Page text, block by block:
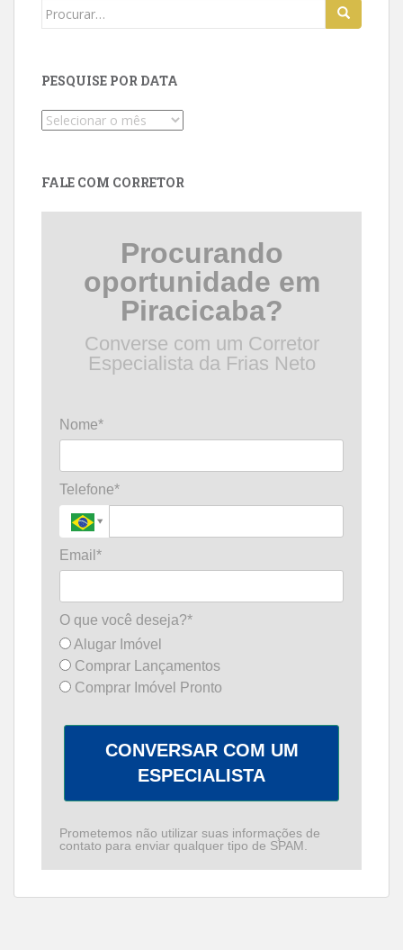
Search
PESQUISE POR DATA
Pesquise
FALE COM CORRETOR
Procurando
oportunidade em
Piracicaba?
Converse com um Corretor
Especialista da Frias Neto
Nome*
Telefone*
Email*
O que você deseja?*
Alugar Imóvel
Comprar Lançamentos
Comprar Imóvel Pronto
CONVERSAR COM UM
ESPECIALISTA
Prometemos não utilizar suas informações de
contato para enviar qualquer tipo de SPAM.